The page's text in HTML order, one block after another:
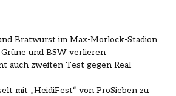
Bratwurst im Max-Morlock-Stadion
Grüne und BSW verlieren
auch zweiten Test gegen Real
mit „HeidiFest“ von ProSieben zu